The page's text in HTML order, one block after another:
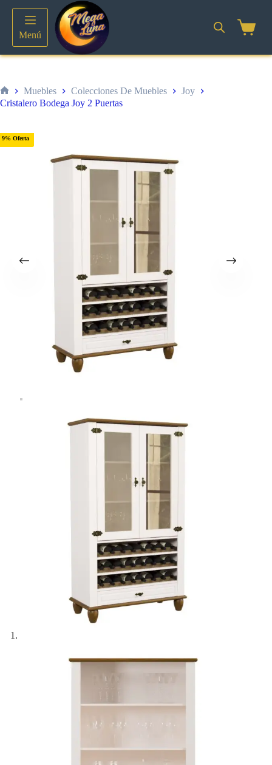
contenido
Menú
Inicio
Muebles Colecciones De Muebles
Joy
Cristalero Bodega Joy 2 Puertas
9% Oferta